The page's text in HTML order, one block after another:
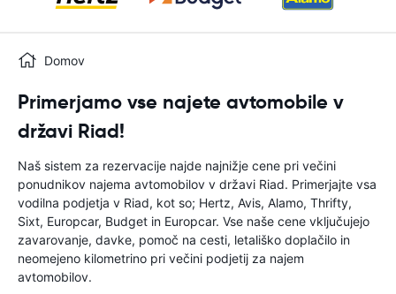
Domov
Primerjamo vse najete avtomobile v
državi Riad!
Naš sistem za rezervacije najde najnižje cene pri večini
ponudnikov najema avtomobilov v državi Riad. Primerjajte vsa
vodilna podjetja v Riad, kot so; Hertz, Avis, Alamo, Thrifty,
Sixt, Europcar, Budget in Europcar. Vse naše cene vključujejo
zavarovanje, davke, pomoč na cesti, letališko doplačilo in
neomejeno kilometrino pri večini podjetij za najem
avtomobilov.